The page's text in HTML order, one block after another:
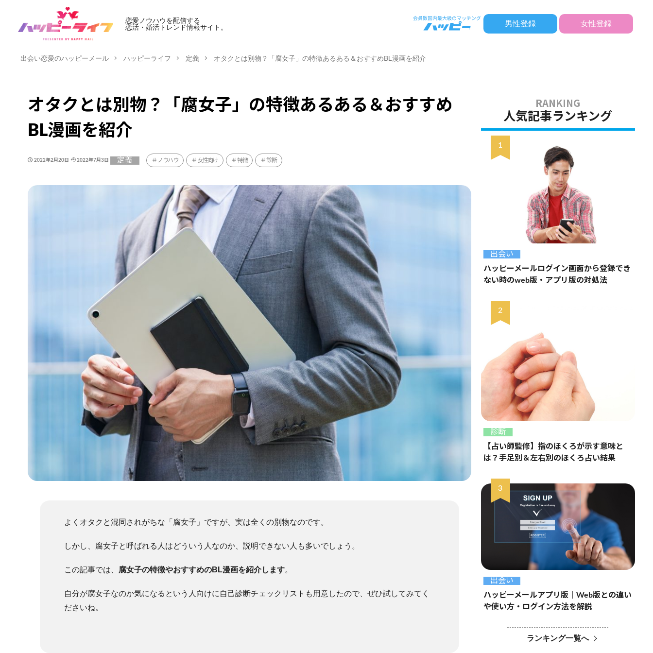
恋愛ノウハウを配信する
恋活・婚活トレンド情報サイト。
男性登録 女性登録
出会い恋愛のハッピーメール ハッピーライフ 定義 オタクとは別物？「腐女子」の特徴あるある＆おすすめBL漫画を紹介
オタクとは別物？「腐女子」の特徴あるある＆おすすめ
BL漫画を紹介
2022年2月20日 2022年7月3日 定義 ノウハウ 女性向け 特徴 診断
よくオタクと混同されがちな「腐女子」ですが、実は全くの別物なのです。
しかし、腐女子と呼ばれる人はどういう人なのか、説明できない人も多いでしょう。
この記事では、 腐女子の特徴やおすすめのBL漫画を紹介します。
自分が腐女子なのか気になるという人向けに自己診断チェックリストも用意したので、ぜひ試してみてく
ださいね。
人気記事ランキング
出会い
ハッピーメールログイン画面から登録でき
ない時のweb版・アプリ版の対処法
診断
【占い師監修】指のほくろが示す意味と
は？手足別＆左右別のほくろ占い結果
出会い
ハッピーメールアプリ版｜Web版との違い
や使い方・ログイン方法を解説
ランキング一覧へ